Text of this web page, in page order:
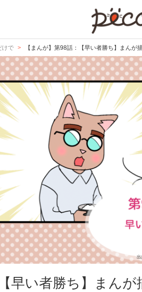
けで 【まんが】第98話：【早い者勝ち】まんが
出
早い者勝ち】まんが